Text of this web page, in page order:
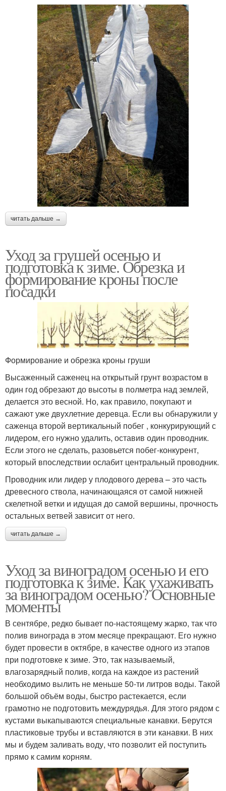
читать дальше →
Уход за грушей осенью и
подготовка к зиме. Обрезка и
формирование кроны после
посадки
Формирование и обрезка кроны груши
Высаженный саженец на открытый грунт возрастом в
один год обрезают до высоты в полметра над землей,
делается это весной. Но, как правило, покупают и
сажают уже двухлетние деревца. Если вы обнаружили у
саженца второй вертикальный побег , конкурирующий с
лидером, его нужно удалить, оставив один проводник.
Если этого не сделать, разовьется побег-конкурент,
который впоследствии ослабит центральный проводник.
Проводник или лидер у плодового дерева – это часть
древесного ствола, начинающаяся от самой нижней
скелетной ветки и идущая до самой вершины, прочность
остальных ветвей зависит от него.
читать дальше →
Уход за виноградом осенью и его
подготовка к зиме. Как ухаживать
за виноградом осенью? Основные
моменты
В сентябре, редко бывает по-настоящему жарко, так что
полив винограда в этом месяце прекращают. Его нужно
будет провести в октябре, в качестве одного из этапов
при подготовке к зиме. Это, так называемый,
влагозарядный полив, когда на каждое из растений
необходимо вылить не меньше 50-ти литров воды. Такой
большой объём воды, быстро растекается, если
грамотно не подготовить междурядья. Для этого рядом с
кустами выкапываются специальные канавки. Берутся
пластиковые трубы и вставляются в эти канавки. В них
мы и будем заливать воду, что позволит ей поступить
прямо к самим корням.